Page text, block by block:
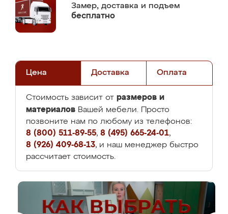
Замер, доставка и подъем
бесплатно
Цена Доставка Оплата
Стоимость зависит от размеров и
материалов Вашей мебели. Просто
позвоните нам по любому из телефонов:
8 (800) 511-89-55, 8 (495) 665-24-01,
8 (926) 409-68-13, и наш менеджер быстро
рассчитает стоимость.